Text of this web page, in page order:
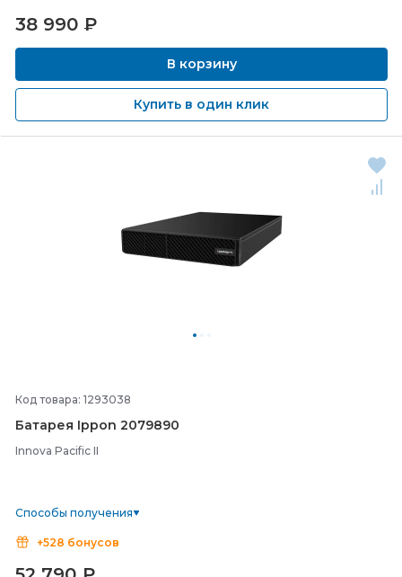
38 990 ₽
В корзину
Купить в один клик
Код товара: 1293038
Батарея Ippon 2079890
Innova Pacific II
Способы получения
+528 бонусов